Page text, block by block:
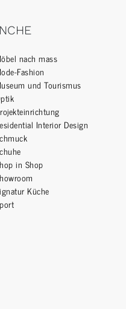
nach mass
Fashion
und Tourismus
Interior Design
in Shop
Küche